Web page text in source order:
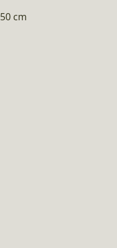
50 cm